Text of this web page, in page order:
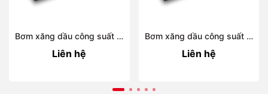
Bơm xăng dầu công suất lớn ATEX BDP-1000
Liên hệ
Bơm xăng dầu công suất lớn ATEX BDP-500
Liên hệ